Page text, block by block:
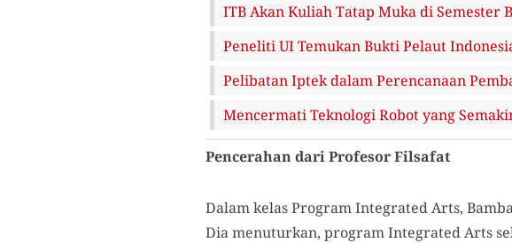
ITB Akan Kuliah Tatap Muka di Semester
Peneliti UI Temukan Bukti Pelaut
Pelibatan Iptek dalam Perencanaan
Mencermati Teknologi Robot yang
Pencerahan dari Profesor Filsafat
Dalam kelas Program Integrated Arts,
Dia menuturkan, programIntegrated Arts